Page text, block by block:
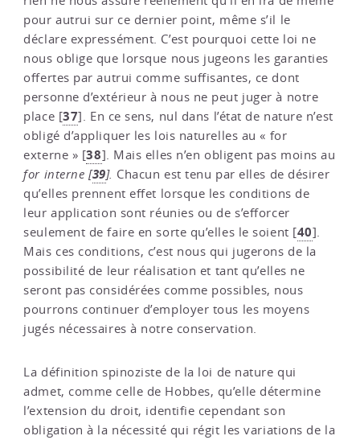
pour autrui sur ce dernier point, même s’il le
déclare expressément. C’est pourquoi cette loi ne
nous oblige que lorsque nous jugeons les garanties
offertes par autrui comme suffisantes, ce dont
personne d’extérieur à nous ne peut juger à notre
place [37]. En ce sens, nul dans l’état de nature n’est
obligé d’appliquer les lois naturelles au « for
externe » [38]. Mais elles n’en obligent pas moins au
for interne [39]. Chacun est tenu par elles de désirer
qu’elles prennent effet lorsque les conditions de
leur application sont réunies ou de s’efforcer
seulement de faire en sorte qu’elles le soient [40].
Mais ces conditions, c’est nous qui jugerons de la
possibilité de leur réalisation et tant qu’elles ne
seront pas considérées comme possibles, nous
pourrons continuer d’employer tous les moyens
jugés nécessaires à notre conservation.
La définition spinoziste de la loi de nature qui
admet, comme celle de Hobbes, qu’elle détermine
l’extension du droit, identifie cependant son
obligation à la nécessité qui régit les variations de la